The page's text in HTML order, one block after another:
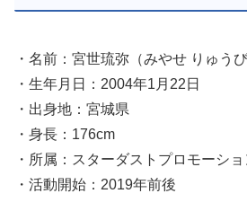
・名前：宮世琉弥（みやせ りゅうび
・生年月日：2004年1月22日
・出身地：宮城県
・身長：176cm
・所属：スターダストプロモーショ
・活動開始：2019年前後